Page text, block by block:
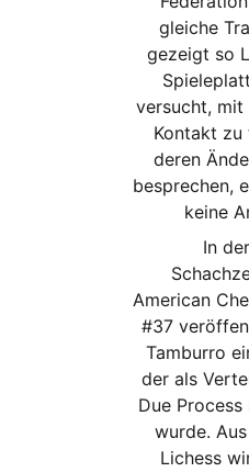
gleiche
gezeigt so
versucht, mit
Kontakt zu
deren
besprechen,
keine
In
American
#37
Tamburro
der als
Due
wurde.
Lichess